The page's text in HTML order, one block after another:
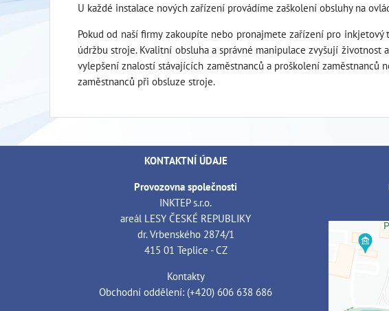
U každé instalace nových zařízení provádíme zaškolení obsluhy na
Pokud od naší firmy zakoupíte nebo pronajmete zařízení pro
údržbu stroje. Kvalitní obsluha a správné manipulace zvyšují životnost
vylepšení znalostí stávajících zaměstnanců a proškolení
zaměstnanců při obsluze stroje.
KONTAKTNÍ ÚDAJE
Provozovna společnosti
INKTEP s.r.o.
areál LESY ČESKÉ REPUBLIKY
dr. Vrbenského 2874/1
415 01 Teplice - CZ
Kontakty
Obchodní oddělení: (+420) 606 638 686